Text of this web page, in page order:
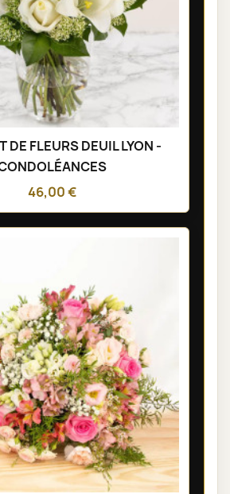
DE FLEURS DEUIL LYON -
46,00 €